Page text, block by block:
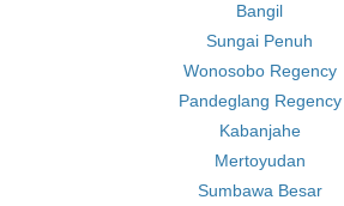
Bangil
Sungai Penuh
Wonosobo Regency
Pandeglang Regency
Kabanjahe
Mertoyudan
Sumbawa Besar